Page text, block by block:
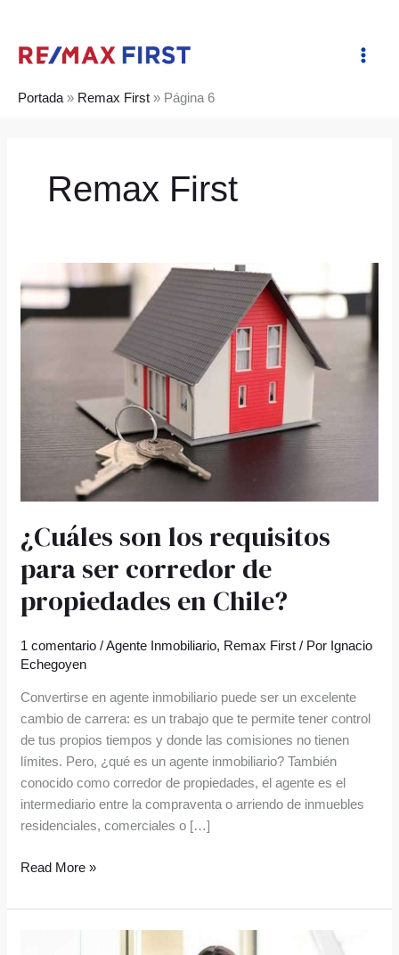
contenido
Portada » Remax First » Página 6
Remax First
¿Cuáles son los requisitos
para ser corredor de
propiedades en Chile?
1 comentario /Agente Inmobiliario, Remax First / Por Ignacio
Echegoyen
Convertirse en agente inmobiliario puede ser un excelente
cambio de carrera: es un trabajo que te permite tener control
de tus propios tiempos y donde las comisiones no tienen
límites. Pero, ¿qué es un agente inmobiliario? También
conocido como corredor de propiedades, el agente es el
intermediario entre la compraventa o arriendo de inmuebles
residenciales, comerciales o […]
son
los
propiedades
Read More »